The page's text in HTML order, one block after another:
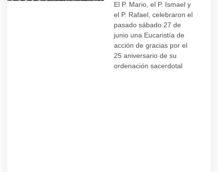
El P. Mario, el P. Ismael y
el P. Rafael, celebraron el
pasado sábado 27 de
junio una Eucaristía de
acción de gracias por el
25 aniversario de su
ordenación sacerdotal